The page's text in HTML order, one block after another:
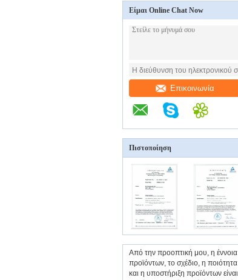
Είμαι Online Chat Now
Επικοινωνία
Πιστοποίηση
Από την προοπτική μου, η έννοια
προϊόντων, το σχέδιο, η ποιότητα
και η υποστήριξη προϊόντων είναι